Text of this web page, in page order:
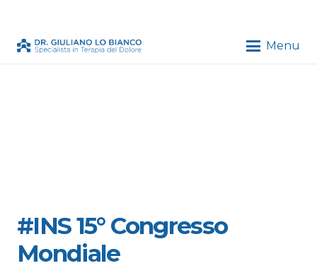
Menu
#INS 15° Congresso
Mondiale